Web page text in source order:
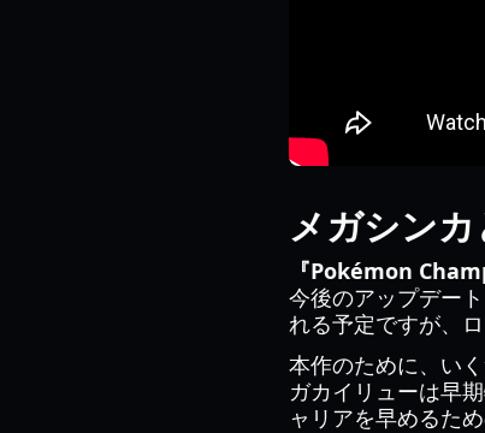
メガシン
『Pokémon
今後のアップデー
れる予定ですが、
本作のために、い
ガカイリューは早
ャリアを早めるた